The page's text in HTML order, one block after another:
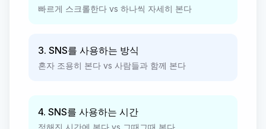
빠르게 스크롤한다 vs 하나씩 자세히 본다
3. SNS를 사용하는 방식
혼자 조용히 본다 vs 사람들과 함께 본다
4. SNS를 사용하는 시간
정해진 시간에 본다 vs 그때그때 본다